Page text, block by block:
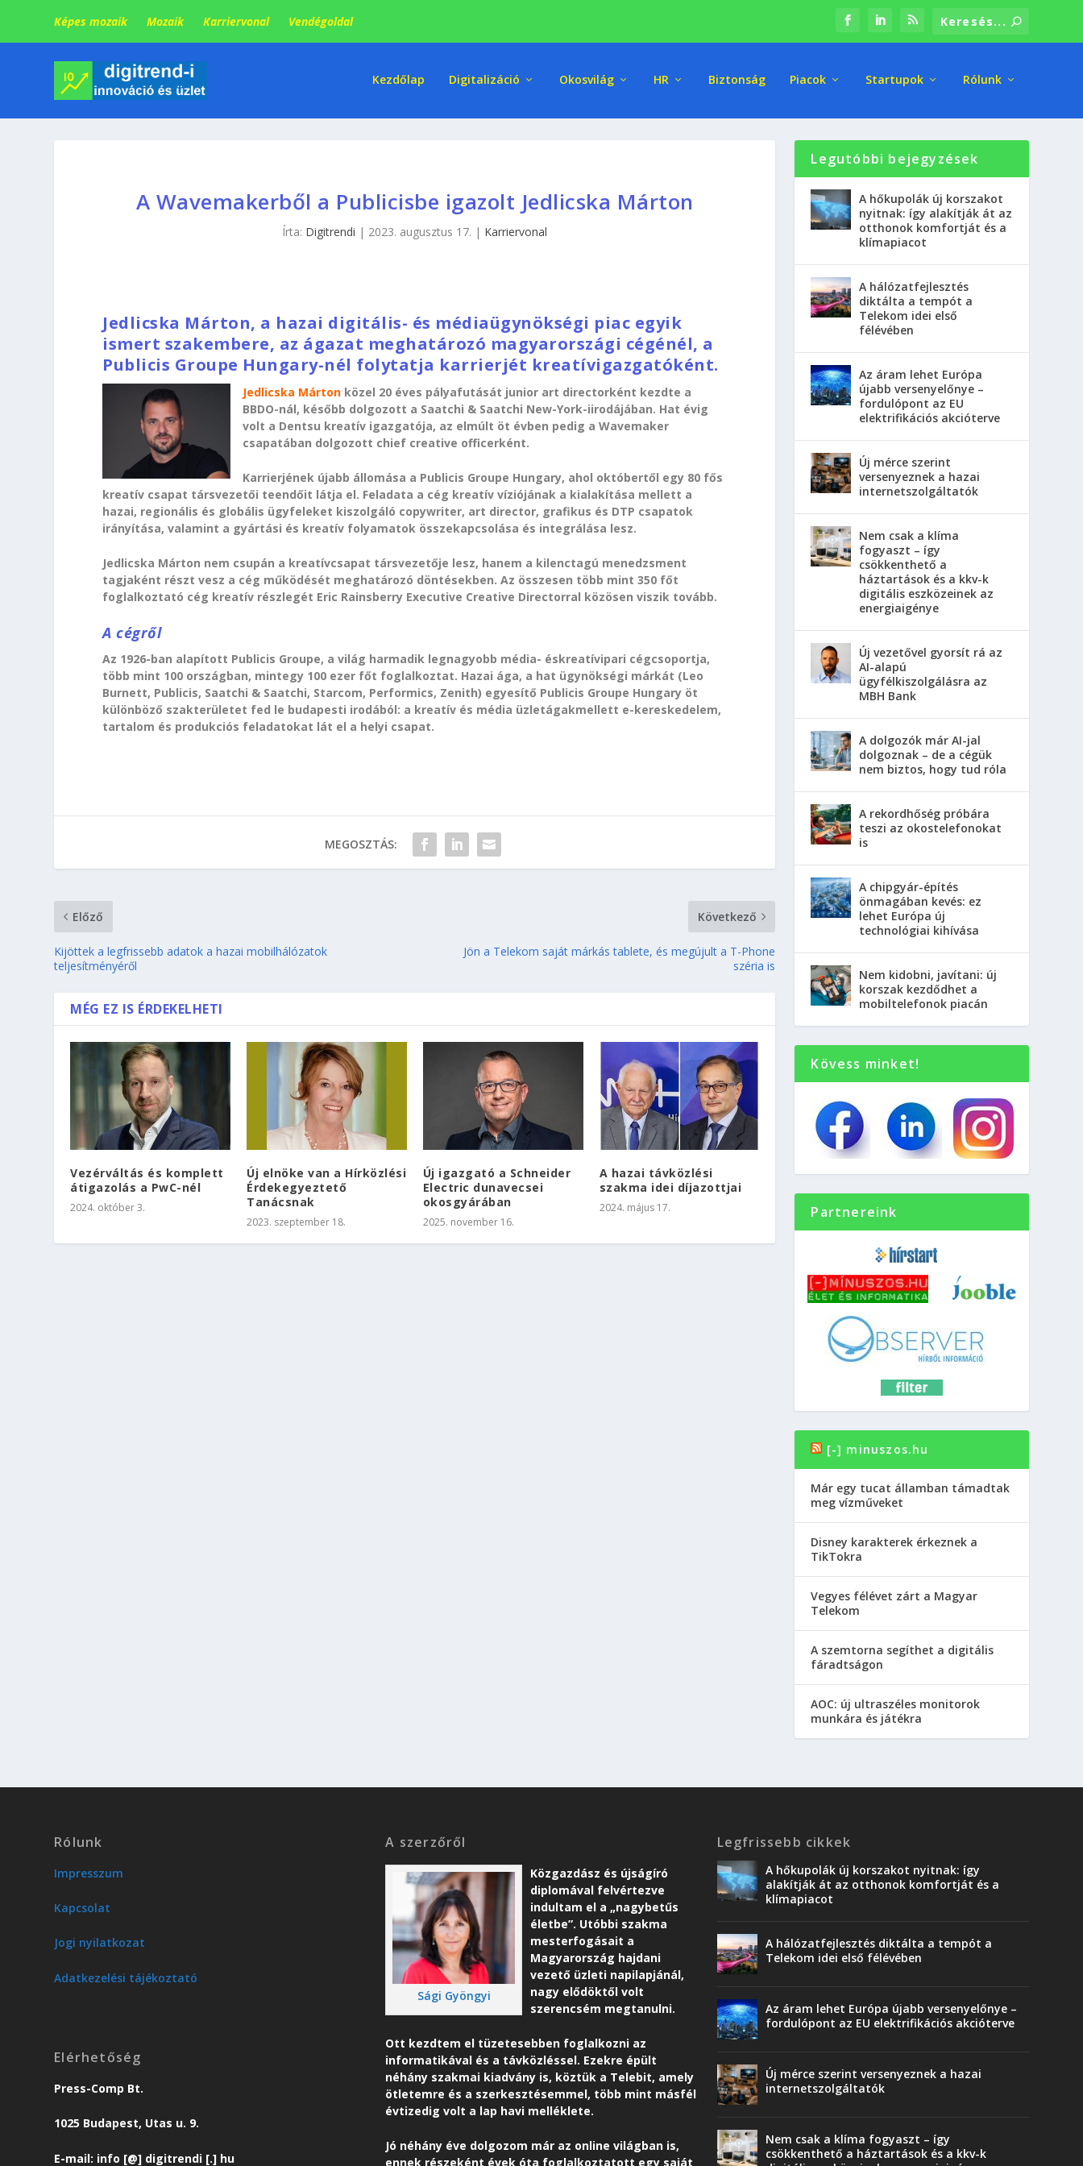
Képes mozaik Mozaik Karriervonal Vendégoldal
Kezdőlap Digitalizáció Okosvilág HR Biztonság Piacok Startupok Rólunk
A Wavemakerből a Publicisbe igazolt Jedlicska Márton
Írta: Digitrendi | 2023. augusztus 17. | Karriervonal
Jedlicska Márton, a hazai digitális- és médiaügynökségi piac egyik
ismert szakembere, az ágazat meghatározó magyarországi cégénél, a
Publicis Groupe Hungary-nél folytatja karrierjét kreatívigazgatóként.
Jedlicska Márton közel 20 éves pályafutását junior art directorként kezdte a
BBDO-nál, később dolgozott a Saatchi & Saatchi New-York-iirodájában. Hat évig
volt a Dentsu kreatív igazgatója, az elmúlt öt évben pedig a Wavemaker
csapatában dolgozott chief creative officerként.
Karrierjének újabb állomása a Publicis Groupe Hungary, ahol októbertől egy 80 fős
kreatív csapat társvezetői teendőit látja el. Feladata a cég kreatív víziójának a kialakítása mellett a
hazai, regionális és globális ügyfeleket kiszolgáló copywriter, art director, grafikus és DTP csapatok
irányítása, valamint a gyártási és kreatív folyamatok összekapcsolása és integrálása lesz.
Jedlicska Márton nem csupán a kreatívcsapat társvezetője lesz, hanem a kilenctagú menedzsment
tagjaként részt vesz a cég működését meghatározó döntésekben. Az összesen több mint 350 főt
foglalkoztató cég kreatív részlegét Eric Rainsberry Executive Creative Directorral közösen viszik tovább.
A cégről
Az 1926-ban alapított Publicis Groupe, a világ harmadik legnagyobb média- éskreatívipari cégcsoportja,
több mint 100 országban, mintegy 100 ezer főt foglalkoztat. Hazai ága, a hat ügynökségi márkát (Leo
Burnett, Publicis, Saatchi & Saatchi, Starcom, Performics, Zenith) egyesítő Publicis Groupe Hungary öt
különböző szakterületet fed le budapesti irodából: a kreatív és média üzletágakmellett e-kereskedelem,
tartalom és produkciós feladatokat lát el a helyi csapat.
MEGOSZTÁS:
Előző
Kijöttek a legfrissebb adatok a hazai mobilhálózatok
teljesítményéről
Következő
Jön a Telekom saját márkás tablete, és megújult a T-Phone
széria is
MÉG EZ IS ÉRDEKELHETI
Vezérváltás és komplett
átigazolás a PwC-nél
2024. október 3.
Új elnöke van a Hírközlési
Érdekegyeztető
Tanácsnak
2023. szeptember 18.
Új igazgató a Schneider
Electric dunavecsei
okosgyárában
2025. november 16.
A hazai távközlési
szakma idei díjazottjai
2024. május 17.
Legutóbbi bejegyzések
A hőkupolák új korszakot
nyitnak: így alakítják át az
otthonok komfortját és a
klímapiacot
A hálózatfejlesztés
diktálta a tempót a
Telekom idei első
félévében
Az áram lehet Európa
újabb versenyelőnye –
fordulópont az EU
elektrifikációs akcióterve
Új mérce szerint
versenyeznek a hazai
internetszolgáltatók
Nem csak a klíma
fogyaszt – így
csökkenthető a
háztartások és a kkv-k
digitális eszközeinek az
energiaigénye
Új vezetővel gyorsít rá az
AI-alapú
ügyfélkiszolgálásra az
MBH Bank
A dolgozók már AI-jal
dolgoznak – de a cégük
nem biztos, hogy tud róla
A rekordhőség próbára
teszi az okostelefonokat
is
A chipgyár-építés
önmagában kevés: ez
lehet Európa új
technológiai kihívása
Nem kidobni, javítani: új
korszak kezdődhet a
mobiltelefonok piacán
Kövess minket!
Partnereink
[-] minuszos.hu
Már egy tucat államban támadtak
meg vízműveket
Disney karakterek érkeznek a
TikTokra
Vegyes félévet zárt a Magyar
Telekom
A szemtorna segíthet a digitális
fáradtságon
AOC: új ultraszéles monitorok
munkára és játékra
Rólunk
Impresszum
Kapcsolat
Jogi nyilatkozat
Adatkezelési tájékoztató
Elérhetőség
Press-Comp Bt.
1025 Budapest, Utas u. 9.
E-mail: info [@] digitrendi [.] hu
A szerzőről
Sági Gyöngyi
Közgazdász és újságíró
diplomával felvértezve
indultam el a „nagybetűs
életbe”. Utóbbi szakma
mesterfogásait a
Magyarország hajdani
vezető üzleti napilapjánál,
nagy elődöktől volt
szerencsém megtanulni.
Ott kezdtem el tüzetesebben foglalkozni az
informatikával és a távközléssel. Ezekre épült
néhány szakmai kiadvány is, köztük a Telebit, amely
ötletemre és a szerkesztésemmel, több mint másfél
évtizedig volt a lap havi melléklete.
Jó néhány éve dolgozom már az online világban is,
ennek részeként évek óta foglalkoztatott egy saját
Legfrissebb cikkek
A hőkupolák új korszakot nyitnak: így
alakítják át az otthonok komfortját és a
klímapiacot
A hálózatfejlesztés diktálta a tempót a
Telekom idei első félévében
Az áram lehet Európa újabb versenyelőnye –
fordulópont az EU elektrifikációs akcióterve
Új mérce szerint versenyeznek a hazai
internetszolgáltatók
Nem csak a klíma fogyaszt – így
csökkenthető a háztartások és a kkv-k